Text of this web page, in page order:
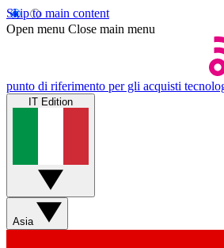
Skip to main content
Open menu Close main menu
punto di riferimento per gli acquisti
IT Edition
Asia